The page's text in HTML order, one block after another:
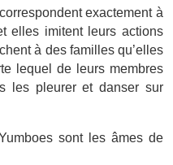
exactement à
elles imitent leurs actions
à des familles qu’elles
lequel de leurs membres
les pleurer et danser sur
sont les âmes de